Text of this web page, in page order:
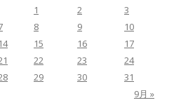
9月 »
1 2
3
8 9
10
14 15 16
17
22 23
24
29 30 31